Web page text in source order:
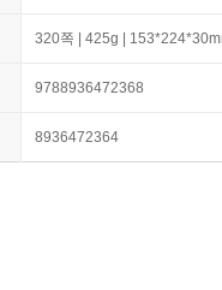
320쪽 | 425g |
9788936472368
8936472364